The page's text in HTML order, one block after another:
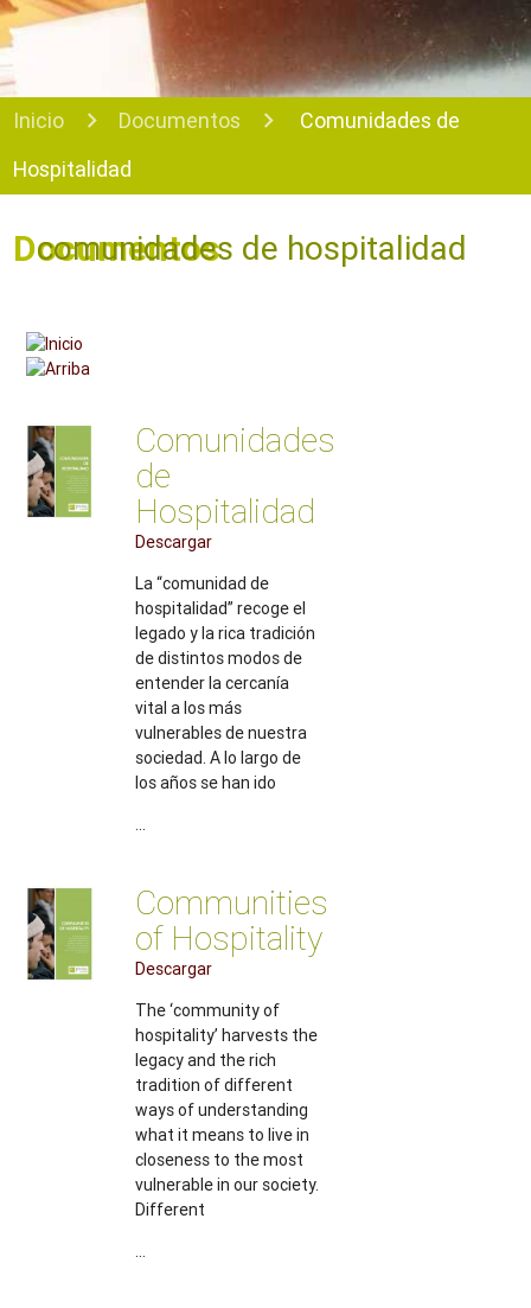
Inicio Documentos
Comunidades de
Hospitalidad
Documentos
comunidades de hospitalidad
Comunidades
de
Hospitalidad
Descargar
La “comunidad de
hospitalidad” recoge el
legado y la rica tradición
de distintos modos de
entender la cercanía
vital a los más
vulnerables de nuestra
sociedad. A lo largo de
los años se han ido
...
Communities
of Hospitality
Descargar
The ‘community of
hospitality’ harvests the
legacy and the rich
tradition of different
ways of understanding
what it means to live in
closeness to the most
vulnerable in our society.
Different
...